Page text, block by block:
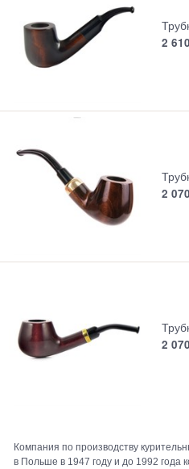
2 610
2 070
2 070
Компания по производству
в Польше в 1947 году и до 1992 года